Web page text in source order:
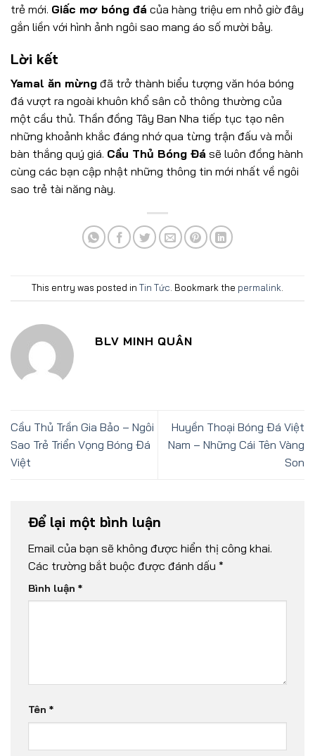
trẻ mới. Giấc mơ bóng đá của hàng triệu em nhỏ giờ đây
gắn liền với hình ảnh ngôi sao mang áo số mười bảy.
Lời kết
Yamal ăn mừng đã trở thành biểu tượng văn hóa bóng
đá vượt ra ngoài khuôn khổ sân cỏ thông thường của
một cầu thủ. Thần đồng Tây Ban Nha tiếp tục tạo nên
những khoảnh khắc đáng nhớ qua từng trận đấu và mỗi
bàn thắng quý giá. Cầu Thủ Bóng Đá sẽ luôn đồng hành
cùng các bạn cập nhật những thông tin mới nhất về ngôi
sao trẻ tài năng này.
This entry was posted in Tin Tức . Bookmark the permalink
BLV MINH QUÂN
Cầu Thủ Trần Gia Bảo – Ngôi
Sao Trẻ Triển Vọng Bóng Đá
Việt
Huyền Thoại Bóng Đá Việt
Nam – Những Cái Tên Vàng
Son
Để lại một bình luận
Email của bạn sẽ không được hiển thị công khai.
Các trường bắt buộc được đánh dấu *
Bình luận *
Tên *